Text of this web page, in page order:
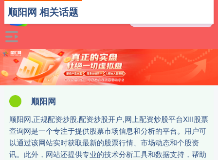
顺阳网
顺阳网,正规配资炒股,配资炒股开户,网上配资炒股平台XIII‌股票
查询网是一个专注于提供股票市场信息和分析的平台。用户可
以通过该网站实时获取最新的股票行情、市场动态和个股资
讯。此外，网站还提供专业的技术分析工具和数据支持，帮助
顺阳网 相关话题